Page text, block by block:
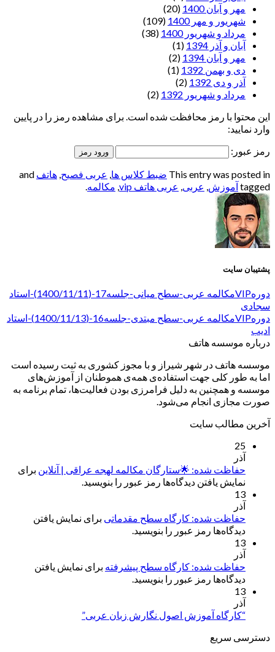
مهر و آبان 1400
(20)
شهریور و مهر 1400
(109)
مرداد و شهریور 1400
(38)
آبان و آذر 1394
(1)
مهر و آبان 1394
(2)
دی و بهمن 1392
(1)
آذر و دی 1392
(2)
مرداد و شهریور 1392
(2)
این محتوا با رمز محافظت شده است. برای مشاهده رمز را در پایین
وارد نمایید:
رمز عبور:
This entry was posted in ضبط کلاس ها, عربی فصیح, هاتف and
tagged آموزش, عربی, عربی هاتف vip , مکالمه.
پشتیبان سایت
دورهVIPمکالمه عربی-سطح میانی-جلسه17-(1400/11/11)-استاد
سجادی
دورهVIPمکالمه عربی-سطح مبتدی-جلسه16-(1400/11/13)-استاد
ادیب
درباره موسسه هاتف
موسسه هاتف در شهر شیراز و با مجوز کشوری به ثبت رسیده است
اما به طور کلی جهت استفاده‌ی همه‌ی هموطنان از آموزش‌های
موسسه و همچنین به دلیل فرامرزی بودن فعالیت‌ها، تمام برنامه به
صورت مجازی انجام می‌شود.
آخرین مطالب سایت
25
آذر
حفاظت شده: 🌟ستارگان مکالمه لهجه عراقی | آنلاین برای
نمایش یافتن دیدگاه‌ها رمز عبور را بنویسید.
13
آذر
حفاظت شده: کارگاه سطح مقدماتی برای نمایش یافتن
دیدگاه‌ها رمز عبور را بنویسید.
13
آذر
حفاظت شده: کارگاه سطح پیشرفته برای نمایش یافتن
دیدگاه‌ها رمز عبور را بنویسید.
13
آذر
“کارگاه آموزش اصول نگارش زبان عربی”
دسترسی سریع